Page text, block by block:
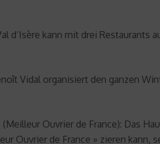
d’Isère kann mit drei
Vidal organisiert den ganzen
Ouvrier de France): Das
Ouvrier de France » zieren